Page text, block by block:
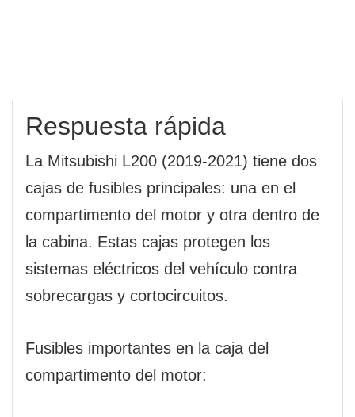
Respuesta rápida
La Mitsubishi L200 (2019-2021) tiene dos
cajas de fusibles principales: una en el
compartimento del motor y otra dentro de
la cabina. Estas cajas protegen los
sistemas eléctricos del vehículo contra
sobrecargas y cortocircuitos.
Fusibles importantes en la caja del
compartimento del motor: